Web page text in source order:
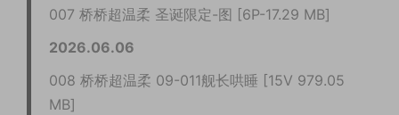
007 桥桥超温柔 圣诞限定-图 [6P-17.29 MB]
2026.06.06
008 桥桥超温柔 09-011舰长哄睡 [15V 979.05
MB]